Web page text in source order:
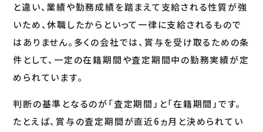
と違い、業績や勤務成績を踏まえて支給される性質が強
いため、休職したからといって一律に支給されるもので
はありません。多くの会社では、賞与を受け取るための条
件として、一定の在籍期間や査定期間中の勤務実績が定
められています。
判断の基準となるのが「査定期間」と「在籍期間」です。
たとえば、賞与の査定期間が直近6ヵ月と決められてい